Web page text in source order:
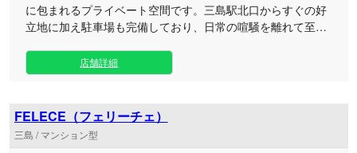
に包まれるプライベート空間です。三島駅北口からすぐの好
立地に加え駐車場も完備しており、日常の喧騒を離れて至高
謐さが調和した完全個室は、日々のお仕事や家事でお疲れの
大人の方に最適な隠れ家です。心身の緊張を丁寧に解きほぐ
てなしいたします。 三島駅北口すぐというアクセスの良さと
駐車場完備の利便性を兼ね備えた当ルームは、お仕事帰りや
お車でのお出かけの合間のリフレッシュにも大変便利です。
店舗詳細
FELECE（フェリーチェ）
三島 / マンション型